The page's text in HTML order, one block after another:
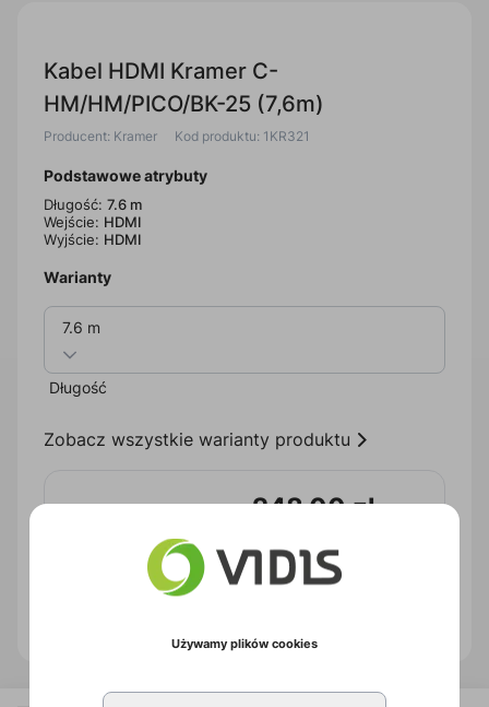
Kabel HDMI Kramer C-
HM/HM/PICO/BK-25 (7,6m)
Producent: Kramer Kod produktu: 1KR321
Podstawowe atrybuty
Długość: 7.6 m
Wejście: HDMI
Wyjście: HDMI
Warianty
7.6 m
Długość
Zobacz wszystkie warianty produktu
248,00 złbrutto
Zapytaj o produkt PDF produktu
Używamy plików cookies